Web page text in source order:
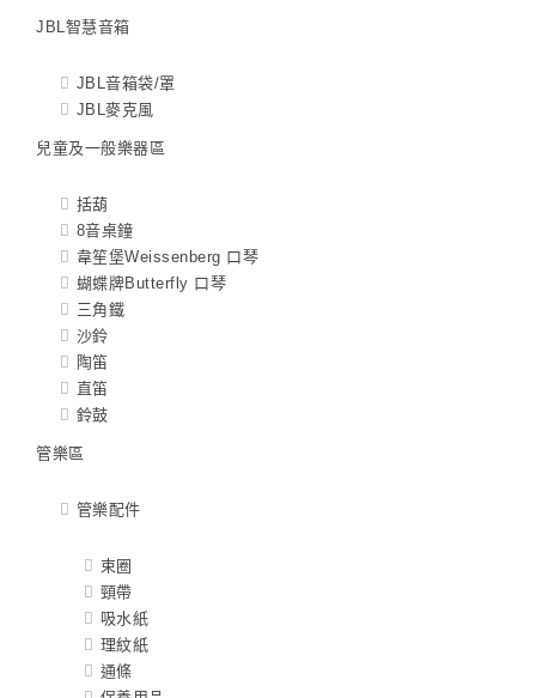
JBL智慧音箱
JBL音箱袋/罩
JBL麥克風
兒童及一般樂器區
括葫
8音桌鐘
韋笙堡Weissenberg 口琴
蝴蝶牌Butterfly 口琴
三角鐵
沙鈴
陶笛
直笛
鈴鼓
管樂區
管樂配件
束圈
頸帶
吸水紙
理紋紙
通條